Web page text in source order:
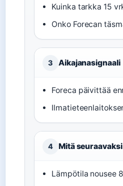
Kuinka tarkka 15
Onko Forecan
3 Aikajanasignaali
Foreca päivittää
4 Mitä seuraavaksi
Lämpötila nousee